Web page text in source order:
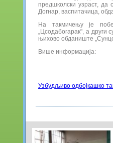
предшколски узраст, да
Догнар, васпитачица,
На такмичењу је
„Цсодабогарак", а други
њихово обданиште
Више информација:
Узбудљиво одбојкашко